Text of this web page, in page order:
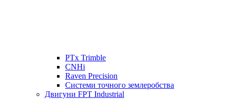
PTx Trimble
CNHi
Raven Precision
Системи точного землеробства
Двигуни FPT Industrial